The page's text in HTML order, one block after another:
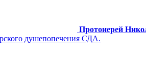
Протоиерей
душепопечения СДА.